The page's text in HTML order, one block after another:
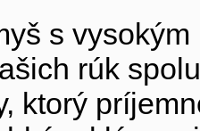
s
rúk
ktorý